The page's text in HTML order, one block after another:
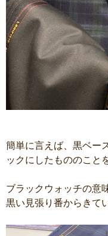
簡単に言えば、黒ベー
ックにしたもののこと
ブラックウォッチの意
黒い見張り番からきて